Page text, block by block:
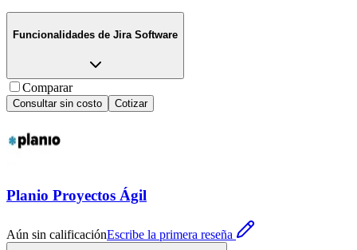
Funcionalidades de Jira Software
Comparar
Consultar sin costo Cotizar
Planio Proyectos Ágil
Aún sin calificaciónEscribe la primera reseña